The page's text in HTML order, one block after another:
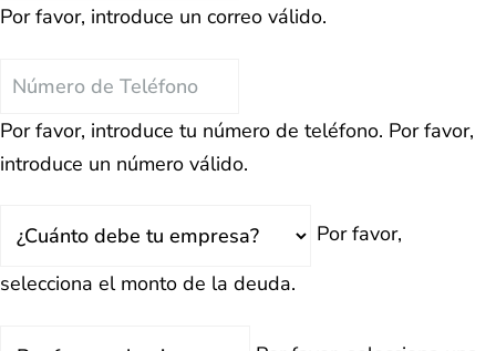
Por favor, introduce un correo válido.
Teléfono
Por favor, introduce tu número de teléfono. Por favor,
introduce un número válido.
Deuda
Por favor,
selecciona el monto de la deuda.